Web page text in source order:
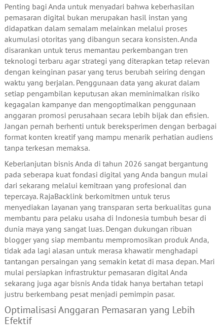
Penting bagi Anda untuk menyadari bahwa keberhasilan
pemasaran digital bukan merupakan hasil instan yang
didapatkan dalam semalam melainkan melalui proses
akumulasi otoritas yang dibangun secara konsisten. Anda
disarankan untuk terus memantau perkembangan tren
teknologi terbaru agar strategi yang diterapkan tetap relevan
dengan keinginan pasar yang terus berubah seiring dengan
waktu yang berjalan. Penggunaan data yang akurat dalam
setiap pengambilan keputusan akan meminimalkan risiko
kegagalan kampanye dan mengoptimalkan penggunaan
anggaran promosi perusahaan secara lebih bijak dan efisien.
Jangan pernah berhenti untuk bereksperimen dengan berbagai
format konten kreatif yang mampu menarik perhatian audiens
tanpa terkesan memaksa.
Keberlanjutan bisnis Anda di tahun 2026 sangat bergantung
pada seberapa kuat fondasi digital yang Anda bangun mulai
dari sekarang melalui kemitraan yang profesional dan
tepercaya. RajaBacklink berkomitmen untuk terus
menyediakan layanan yang transparan serta berkualitas guna
membantu para pelaku usaha di Indonesia tumbuh besar di
dunia maya yang sangat luas. Dengan dukungan ribuan
blogger yang siap membantu mempromosikan produk Anda,
tidak ada lagi alasan untuk merasa khawatir menghadapi
tantangan persaingan yang semakin ketat di masa depan. Mari
mulai persiapkan infrastruktur pemasaran digital Anda
sekarang juga agar bisnis Anda tidak hanya bertahan tetapi
justru berkembang pesat menjadi pemimpin pasar.
Optimalisasi Anggaran Pemasaran yang Lebih
Efektif